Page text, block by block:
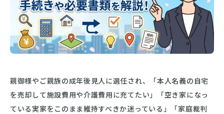
親御様やご親族の成年後見人に選任され、「本人名義の自宅
を売却して施設費用や介護費用に充てたい」「空き家になっ
ている実家をこのまま維持すべきか迷っている」「家庭裁判